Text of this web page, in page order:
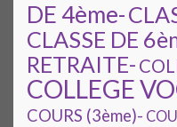
DE 4ème-
CLASSE DE
RETRAITE-
COLLEGE
COURS (3ème)-